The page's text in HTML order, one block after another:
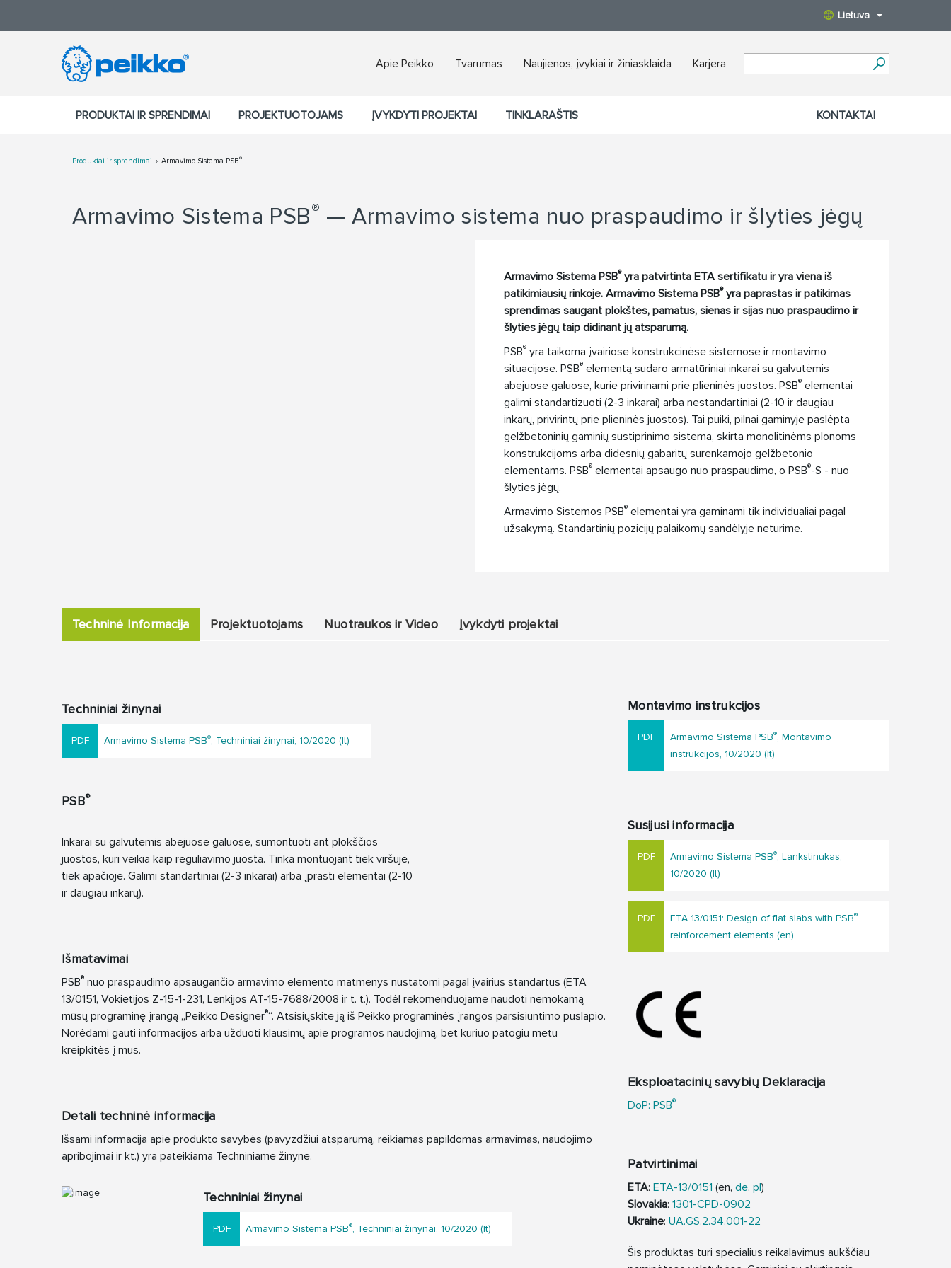
Lietuva
Apie Peikko Tvarumas Naujienos, įvykiai ir žiniasklaida Karjera
PRODUKTAI IR SPRENDIMAI PROJEKTUOTOJAMS ĮVYKDYTI PROJEKTAI TINKLARAŠTIS KONTAKTAI
Produktai ir sprendimai Armavimo Sistema PSB®
Armavimo Sistema PSB® — Armavimo sistema nuo praspaudimo ir šlyties jėgų
Armavimo Sistema PSB®yra patvirtinta ETA sertifikatu ir yra viena iš
patikimiausių rinkoje. Armavimo Sistema PSB®yra paprastas ir patikimas
sprendimas saugant plokštes, pamatus, sienas ir sijas nuo praspaudimo ir
šlyties jėgų taip didinant jų atsparumą.
PSB® yra taikoma įvairiose konstrukcinėse sistemose ir montavimo
situacijose. PSB® elementą sudaro armatūriniai inkarai su galvutėmis
abejuose galuose, kurie privirinami prie plieninės juostos. PSB® elementai
galimi standartizuoti (2-3 inkarai) arba nestandartiniai (2-10 ir daugiau
inkarų, privirintų prie plieninės juostos). Tai puiki, pilnai gaminyje paslėpta
gelžbetoninių gaminių sustiprinimo sistema, skirta monolitinėms plonoms
konstrukcijoms arba didesnių gabaritų surenkamojo gelžbetonio
elementams. PSB® elementai apsaugo nuo praspaudimo, o PSB®-S - nuo
šlyties jėgų.
Armavimo Sistemos PSB® elementai yra gaminami tik individualiai pagal
užsakymą. Standartinių pozicijų palaikomų sandėlyje neturime.
Techninė Informacija Projektuotojams Nuotraukos ir Video Įvykdyti projektai
Techniniai žinynai
Armavimo Sistema PSB®, Techniniai žinynai, 10/2020 (lt)
PSB®
Inkarai su galvutėmis abejuose galuose, sumontuoti ant plokščios
juostos, kuri veikia kaip reguliavimo juosta. Tinka montuojant tiek viršuje,
tiek apačioje. Galimi standartiniai (2-3 inkarai) arba įprasti elementai (2-10
ir daugiau inkarų).
Išmatavimai
PSB® nuo praspaudimo apsaugančio armavimo elemento matmenys nustatomi pagal įvairius standartus (ETA
13/0151, Vokietijos Z-15-1-231, Lenkijos AT-15-7688/2008 ir t. t.). Todėl rekomenduojame naudoti nemokamą
mūsų programinę įrangą „Peikko Designer®“. Atsisiųskite ją iš Peikko programinės įrangos parsisiuntimo puslapio.
Norėdami gauti informacijos arba užduoti klausimų apie programos naudojimą, bet kuriuo patogiu metu
kreipkitės į mus.
Detali techninė informacija
Išsami informacija apie produkto savybės (pavyzdžiui atsparumą, reikiamas papildomas armavimas, naudojimo
apribojimai ir kt.) yra pateikiama Techniniame žinyne.
Techniniai žinynai
Armavimo Sistema PSB®, Techniniai žinynai, 10/2020 (lt)
Montavimo instrukcijos
Armavimo Sistema PSB®, Montavimo
instrukcijos, 10/2020 (lt)
Susijusi informacija
Armavimo Sistema PSB®, Lankstinukas,
10/2020 (lt)
ETA 13/0151: Design of flat slabs with PSB®
reinforcement elements (en)
Eksploatacinių savybių Deklaracija
DoP: PSB®
Patvirtinimai
ETA: ETA-13/0151 (en, de, pl)
Slovakia: 1301-CPD-0902
Ukraine: UA.GS.2.34.001-22
Šis produktas turi specialius reikalavimus aukščiau